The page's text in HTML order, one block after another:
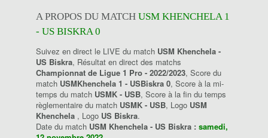
A PROPOS DU MATCH USM KHENCHELA 1
- US BISKRA 0
Suivez en direct le LIVE du match USM Khenchela -
US Biskra, Résultat en direct des matchs
Championnat de Ligue 1 Pro - 2022/2023, Score du
match USMKhenchela 1 - USBiskra 0, Score à la mi-
temps du match USMK - USB, Score à la fin du temps
règlementaire du match USMK - USB, Logo USM
Khenchela , Logo US Biskra.
Date du match USM Khenchela - US Biskra : samedi,